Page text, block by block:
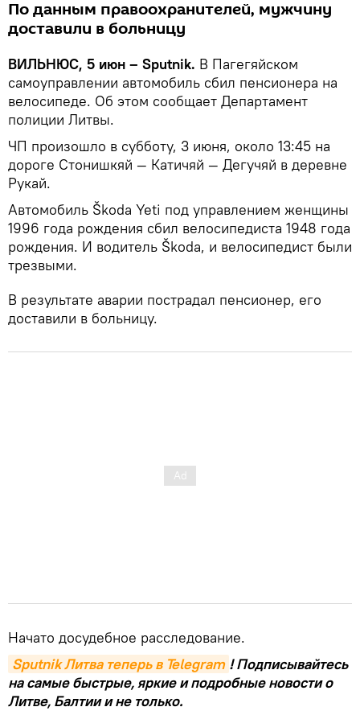
По данным правоохранителей, мужчину
доставили в больницу
ВИЛЬНЮС, 5 июн – Sputnik. В Пагегяйском
самоуправлении автомобиль сбил пенсионера на
велосипеде. Об этом сообщает Департамент
полиции Литвы.
ЧП произошло в субботу, 3 июня, около 13:45 на
дороге Стонишкяй — Катичяй — Дегучяй в деревне
Рукай.
Автомобиль Škoda Yeti под управлением женщины
1996 года рождения сбил велосипедиста 1948 года
рождения. И водитель Škoda, и велосипедист были
трезвыми.
В результате аварии пострадал пенсионер, его
доставили в больницу.
Начато досудебное расследование.
Sputnik Литва теперь в Telegram ! Подписывайтесь
на самые быстрые, яркие и подробные новости о
Литве, Балтии и не только.